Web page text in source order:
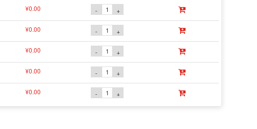
¥0.00 - +
¥0.00 - +
¥0.00 - +
¥0.00 - +
¥0.00 - +